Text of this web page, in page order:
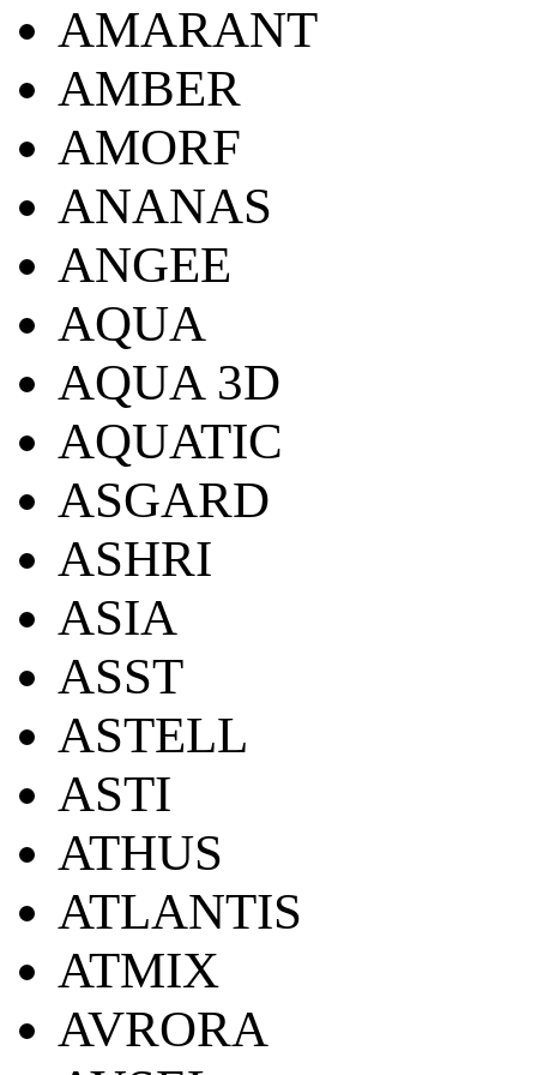
AMARANT
AMBER
AMORF
ANANAS
ANGEE
AQUA
AQUA 3D
AQUATIC
ASGARD
ASHRI
ASIA
ASST
ASTELL
ASTI
ATHUS
ATLANTIS
ATMIX
AVRORA